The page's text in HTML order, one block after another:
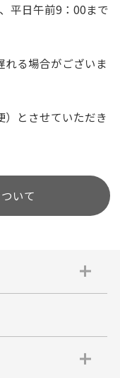
平日午前9：00まで
る場合がございま
）とさせていただき
いて